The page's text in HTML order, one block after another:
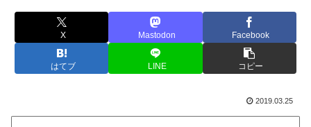
X Mastodon Facebook
はてブ LINE コピー
2019.03.25